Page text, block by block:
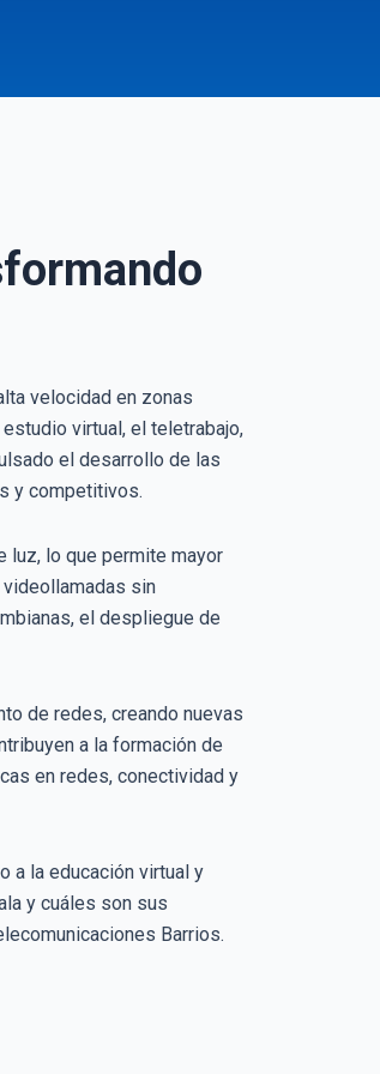
velocidad en zonas
virtual, el teletrabajo,
el desarrollo de las
y competitivos.
luz, lo que permite mayor
sin
el despliegue de
de redes, creando nuevas
a la formación de
en redes, conectividad y
a la educación virtual y
y cuáles son sus
Barrios.